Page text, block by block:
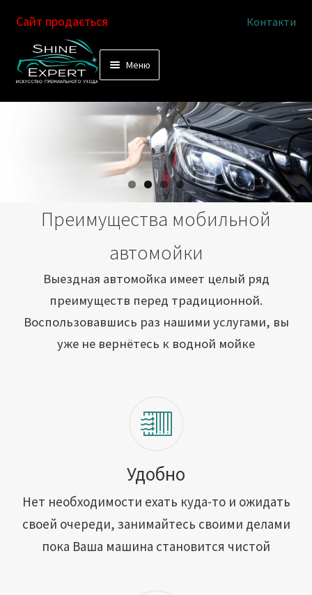
Перейти
к
Перейти
к
Сайт продається Контакти
Меню
Выездная автомойка
Химчистка салона
Подетальная химчистка
Как это работает
Сотрудничество
Вакансии
Адреса обслуживания
Контакты
Преимущества мобильной
автомойки
Выездная автомойка имеет целый ряд
преимуществ перед традиционной.
Воспользовавшись раз нашими услугами, вы
уже не вернётесь к водной мойке
Удобно
Нет необходимости ехать куда-то и ожидать
своей очереди, занимайтесь своими делами
пока Ваша машина становится чистой